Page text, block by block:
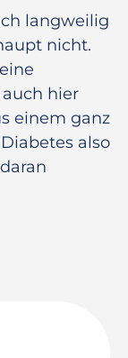
langweilig
nicht.
hier
einem ganz
also